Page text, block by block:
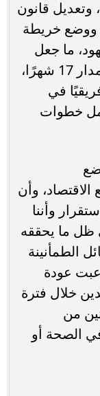
قانون
ووضع خريطة
ما جعل
الاحتياطي النقدي في ارتفاع على مدار 17 شهرًا،
في
خطوات
وأن
وأننا
ما يحققه
الطمأنينة
عودة
خلال فترة
من
الصحة أو